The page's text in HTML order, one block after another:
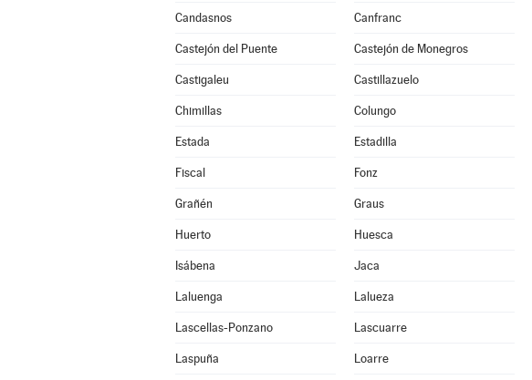
Candasnos Canfranc
Castejón del Puente Castejón de Monegros
Castigaleu Castillazuelo
Chimillas Colungo
Estada Estadilla
Fiscal Fonz
Grañén Graus
Huerto Huesca
Isábena Jaca
Laluenga Lalueza
Lascellas-Ponzano Lascuarre
Laspuña Loarre